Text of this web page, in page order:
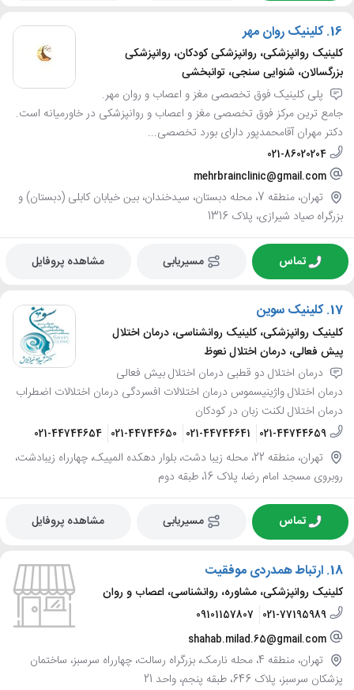
16. کلینیک روان مهر
کلینیک روانپزشکی، روانپزشکی کودکان، روانپزشکی
بزرگسالان، شنوایی سنجی، توانبخشی
پلی کلینیک فوق تخصصی مغز و اعصاب و روان مهر.
جامع ترین مرکز فوق تخصصی مغز و اعصاب و روانپزشکی در خاورمیانه است.
دکتر مهران آقامحمدپور دارای بورد تخصصی...
021-86020204
mehrbrainclinic@gmail.com
تهران، منطقه 7، محله دبستان، سیدخندان، بین خیابان کابلی (دبستان) و
بزرگراه صیاد شیرازی، پلاک 1316
تماس مسیریابی مشاهده پروفایل
17. کلینیک سوین
کلینیک روانپزشکی، کلینیک روانشناسی، درمان اختلال
پیش فعالی، درمان اختلال نعوظ
درمان اختلال دو قطبی درمان اختلال بیش فعالی
درمان اختلال واژینیسموس درمان اختلالات افسردگی درمان اختلالات اضطراب
درمان اختلال لکنت زبان در کودکان
021-44744659
021-44744641
021-44744650
021-44744654
تهران، منطقه 22، محله زیبا دشت، بلوار دهکده المپیک، چهارراه زیبادشت،
روبروی مسجد امام رضا، پلاک 16، طبقه دوم
تماس مسیریابی مشاهده پروفایل
18. ارتباط همدردی موفقیت
کلینیک روانپزشکی، مشاوره، روانشناسی، اعصاب و روان
021-77195989
09101157807
shahab.milad.65@gmail.com
تهران، منطقه 4، محله نارمک، بزرگراه رسالت، چهارراه سرسبز، ساختمان
پزشکان سرسبز، پلاک 646، طبقه پنجم، واحد 21